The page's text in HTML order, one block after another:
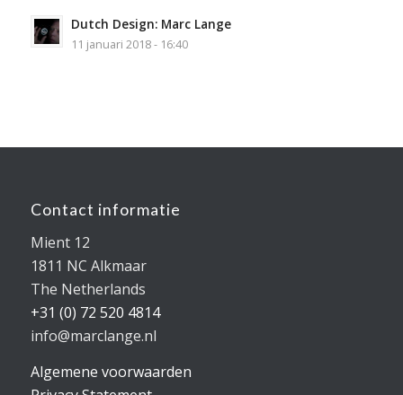
Dutch Design: Marc Lange
11 januari 2018 - 16:40
Contact informatie
Mient 12
1811 NC Alkmaar
The Netherlands
+31 (0) 72 520 4814
info@marclange.nl
Algemene voorwaarden